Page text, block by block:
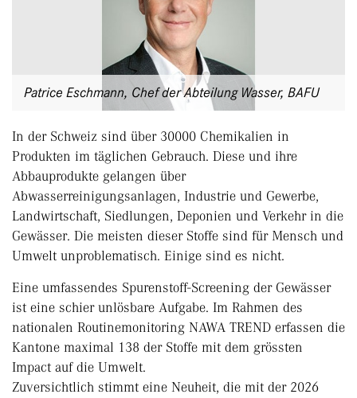
Patrice Eschmann, Chef der Abteilung Wasser, BAFU
In der Schweiz sind über 30000 Chemikalien in
Produkten im täglichen Gebrauch. Diese und ihre
Abbauprodukte gelangen über
Abwasserreinigungsanlagen, Industrie und Gewerbe,
Landwirtschaft, Siedlungen, Deponien und Verkehr in die
Gewässer. Die meisten dieser Stoffe sind für Mensch und
Umwelt unproblematisch. Einige sind es nicht.
Eine umfassendes Spurenstoff-Screening der Gewässer
ist eine schier unlösbare Aufgabe. Im Rahmen des
nationalen Routinemonitoring NAWA TREND erfassen die
Kantone maximal 138 der Stoffe mit dem grössten
Impact auf die Umwelt.
Zuversichtlich stimmt eine Neuheit, die mit der 2026